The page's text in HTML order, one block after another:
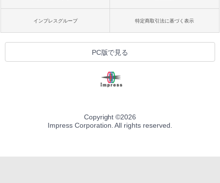
インプレスグループ 特定商取引法に基づく表示
PC版で見る
Copyright ©2026
Impress Corporation. All rights reserved.